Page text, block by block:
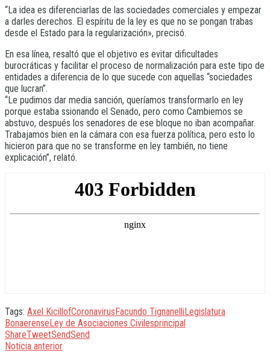
“La idea es diferenciarlas de las sociedades comerciales y empezar
a darles derechos. El espíritu de la ley es que no se pongan trabas
desde el Estado para la regularización», precisó.
En esa línea, resaltó que el objetivo es evitar dificultades
burocráticas y facilitar el proceso de normalización para este tipo de
entidades a diferencia de lo que sucede con aquellas “sociedades
que lucran”.
“Le pudimos dar media sanción, queríamos transformarlo en ley
porque estaba ssionando el Senado, pero como Cambiemos se
abstuvo, después los senadores de ese bloque no iban acompañar.
Trabajamos bien en la cámara con esa fuerza política, pero esto lo
hicieron para que no se transforme en ley también, no tiene
explicación”, relató.
Tags: Axel KicillofCoronavirus Facundo Tignanelli Legislatura
Bonaerense Ley de Asociaciones Civilesprincipal
ShareTweetSendSend
Noticia anterior